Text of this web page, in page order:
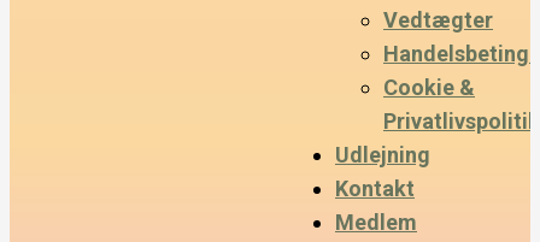
Vedtægter
Cookie &
Privatlivspolitik
Udlejning
Kontakt
Medlem